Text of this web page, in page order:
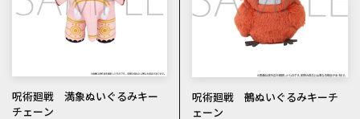
呪術廻戦 満象ぬいぐるみキー
チェーン
呪術廻戦 鵺ぬいぐるみキーチ
ェーン